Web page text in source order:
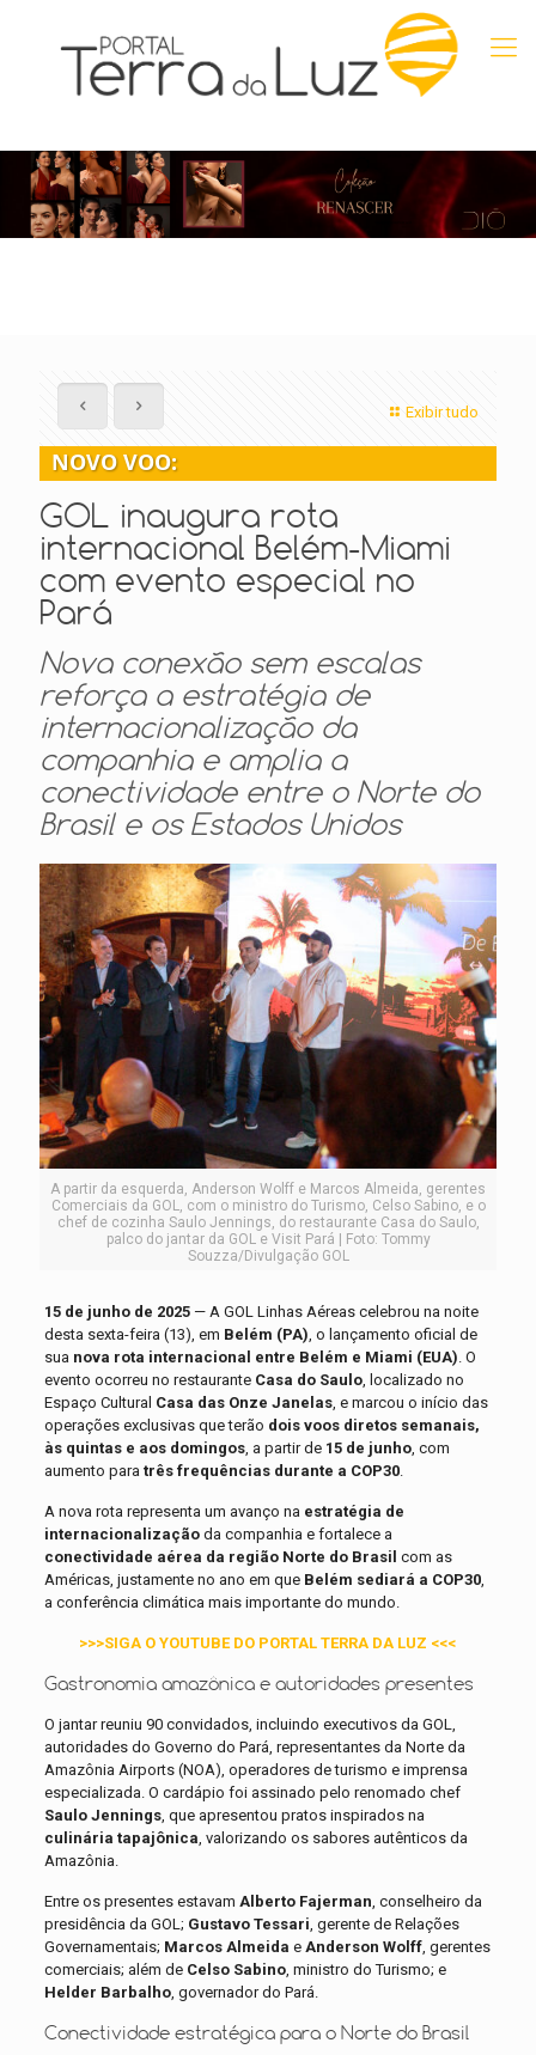
Exibir tudo
NOVO VOO:
GOL inaugura rota
internacional Belém-Miami
com evento especial no
Pará
Nova conexão sem escalas
reforça a estratégia de
internacionalização da
companhia e amplia a
conectividade entre o Norte do
Brasil e os Estados Unidos
A partir da esquerda, Anderson Wolff e Marcos Almeida, gerentes
Comerciais da GOL, com o ministro do Turismo, Celso Sabino, e o
chef de cozinha Saulo Jennings, do restaurante Casa do Saulo,
palco do jantar da GOL e Visit Pará | Foto: Tommy
Souzza/Divulgação GOL
15 de junho de 2025— A GOL Linhas Aéreas celebrou na noite
desta sexta-feira (13), em Belém (PA) , o lançamento oficial de
sua nova rota internacional entre Belém e Miami (EUA) . O
evento ocorreu no restaurante Casa do Saulo, localizado no
Espaço Cultural Casa das Onze Janelas, e marcou o início das
operações exclusivas que terão dois voos diretos semanais,
às quintas e aos domingos, a partir de 15 de junho, com
aumento para três frequências durante a COP30.
A nova rota representa um avanço na estratégia de
internacionalizaçãoda companhia e fortalece a
conectividade aérea da região Norte do Brasil com as
Américas, justamente no ano em que Belém sediará a COP30,
a conferência climática mais importante do mundo.
>>>SIGA O YOUTUBE DO PORTAL TERRA DA LUZ <<<
Gastronomia amazônica e autoridades presentes
O jantar reuniu 90 convidados, incluindo executivos da GOL,
autoridades do Governo do Pará, representantes da Norte da
Amazônia Airports (NOA), operadores de turismo e imprensa
especializada. O cardápio foi assinado pelo renomado chef
Saulo Jennings, que apresentou pratos inspirados na
culinária tapajônica , valorizando os sabores autênticos da
Amazônia.
Entre os presentes estavam Alberto Fajerman , conselheiro da
presidência da GOL; Gustavo Tessari , gerente de Relações
Governamentais; Marcos Almeida e Anderson Wolff, gerentes
comerciais; além de Celso Sabino, ministro do Turismo; e
Helder Barbalho, governador do Pará.
Conectividade estratégica para o Norte do Brasil